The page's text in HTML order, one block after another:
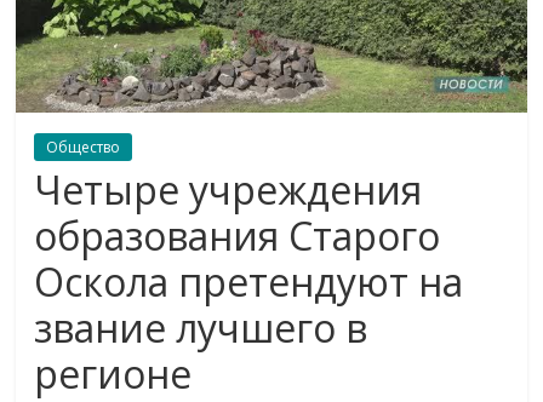
Общество
Четыре учреждения
образования Старого
Оскола претендуют на
звание лучшего в
регионе